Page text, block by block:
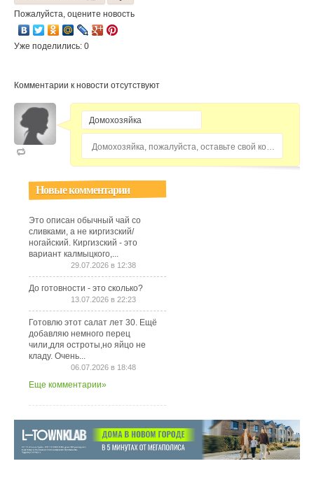
Пожалуйста, оцените новость
Уже поделились: 0
Комментарии к новости отсутствуют
Домохозяйка, пожалуйста, оставьте свой комментарий...
Новые комментарии
Это описан обычный чай со
сливками, а не киргизский/
ногайский. Киргизский - это
вариант калмыцкого,...
29.07.2026 в 12:38
До готовности - это сколько?
13.07.2026 в 22:23
Готовлю этот салат лет 30. Ещё
добавляю немного перец
чили,для остроты,но яйцо не
кладу. Очень...
06.07.2026 в 18:48
Еще комментарии»